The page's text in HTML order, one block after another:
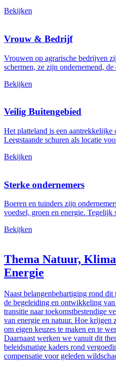
Bekijken
Vrouw & Bedrijf
Vrouwen op agrarische bedrijven
schermen, ze zijn ondernemend,
Bekijken
Veilig Buitengebied
Het platteland is een
Leegstaande schuren als locatie
Bekijken
Sterke ondernemers
Boeren en tuinders zijn
voedsel, groen en energie. Tegelijk
Bekijken
Thema Natuur,
Energie
Naast belangenbehartiging rond
de begeleiding en ontwikkeling
transitie naar toekomstbestendige
van energie en natuur. Hoe krijgen
om eigen keuzes te maken en te
Daarnaast werken we vanuit dit
beleidsmatige kaders rond
compensatie voor geleden